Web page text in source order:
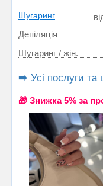
Шугаринг
Депіляція
Шугаринг / жін.
➡️ Усі послуги та
🎁 Знижка 5% за